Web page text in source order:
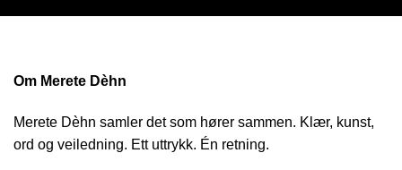
Om Merete Dèhn
Merete Dèhn samler det som hører sammen. Klær, kunst,
ord og veiledning. Ett uttrykk. Én retning.